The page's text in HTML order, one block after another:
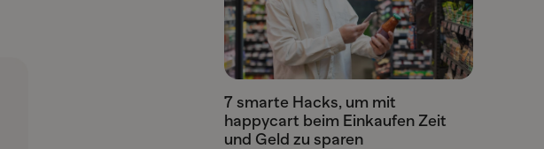
7 smarte Hacks, um mit
happycart beim Einkaufen Zeit
und Geld zu sparen